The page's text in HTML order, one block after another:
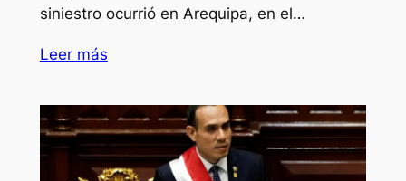
siniestro ocurrió en Arequipa, en el…
Leer más